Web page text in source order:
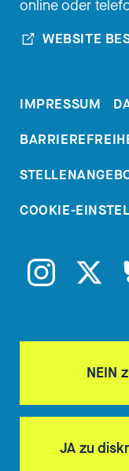
Erstens
offen.
Kailouli
darüber
einfach
Pommer
online oder
WEBSITE
IMPRESSUM
COOKIE-
NEIN
JA zu